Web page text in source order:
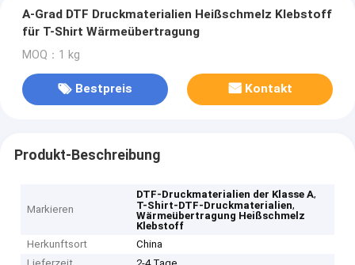
A-Grad DTF Druckmaterialien Heißschmelz Klebstoff
für T-Shirt Wärmeübertragung
MOQ：1 kg
Bestpreis Kontakt
Produkt-Beschreibung
Markieren
DTF-Druckmaterialien der Klasse A,
T-Shirt-DTF-Druckmaterialien,
Wärmeübertragung Heißschmelz
Klebstoff
Herkunftsort
China